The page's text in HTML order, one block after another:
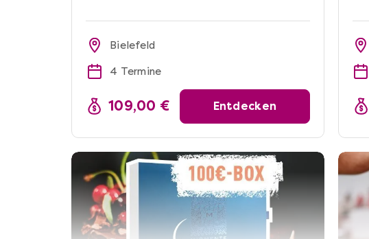
Bielefeld
4 Termine
109,00 € Entdecken